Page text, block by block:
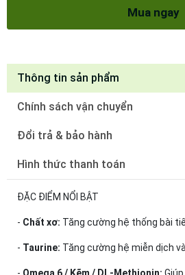
Mua ngay
Thông tin sản phẩm
Chính sách vận chuyển
Đổi trả & bảo hành
Hình thức thanh toán
ĐẶC ĐIỂM NỔI BẬT
- Chất xơ: Tăng cường hệ thống bài
- Taurine: Tăng cường hệ miễn dịch